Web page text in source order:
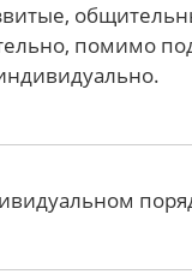
помимо